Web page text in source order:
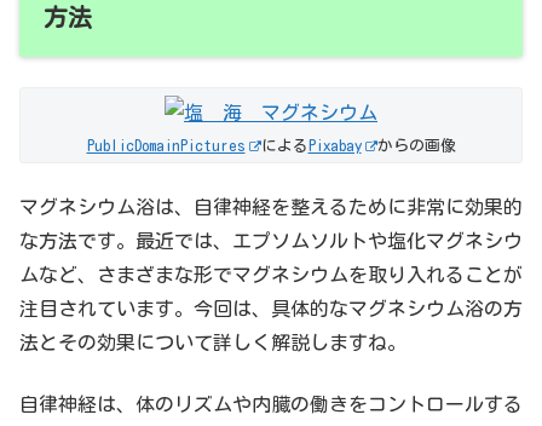
方法
PublicDomainPictures によるPixabay からの画像
マグネシウム浴は、自律神経を整えるために非常に効果的
な方法です。最近では、エプソムソルトや塩化マグネシウ
ムなど、さまざまな形でマグネシウムを取り入れることが
注目されています。今回は、具体的なマグネシウム浴の方
法とその効果について詳しく解説しますね。
自律神経は、体のリズムや内臓の働きをコントロールする